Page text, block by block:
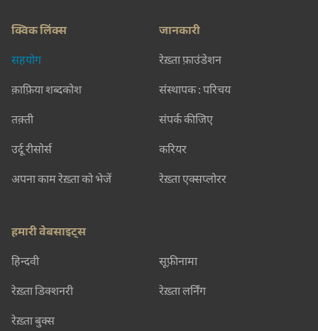
क्विक लिंक्स
सहयोग
क़ाफ़िया शब्दकोश
तक़्ती
उर्दू रीसोर्स
अपना काम रेख़्ता को भेजें
जानकारी
रेख़्ता फ़ाउंडेशन
संस्थापक : परिचय
संपर्क कीजिए
करियर
रेख़्ता एक्सप्लोरर
हमारी वेबसाइट्स
हिन्दवी सूफ़ीनामा
रेख़्ता डिक्शनरी रेख़्ता लर्निंग
रेख़्ता बुक्स